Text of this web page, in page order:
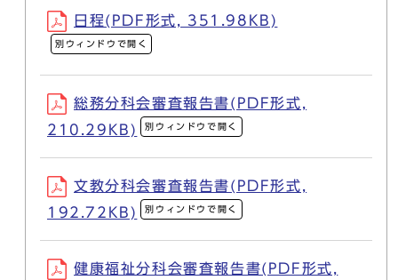
日程(PDF形式, 351.98KB)
別ウィンドウで開く
総務分科会審査報告書(PDF形式,
210.29KB)
別ウィンドウで開く
文教分科会審査報告書(PDF形式,
192.72KB)
別ウィンドウで開く
健康福祉分科会審査報告書(PDF形式,